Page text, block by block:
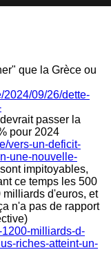
que la Grèce ou
2024/09/26/dette-
passer la
pour 2024
vers-un-deficit-
une-nouvelle-
impitoyables,
ce temps les 500
d'euros, et
n'a pas de rapport
1200-milliards-d-
riches-atteint-un-